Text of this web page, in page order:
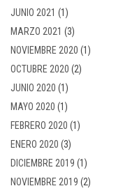
JUNIO 2021 (1)
MARZO 2021 (3)
NOVIEMBRE 2020 (1)
OCTUBRE 2020 (2)
JUNIO 2020 (1)
MAYO 2020 (1)
FEBRERO 2020 (1)
ENERO 2020 (3)
DICIEMBRE 2019 (1)
NOVIEMBRE 2019 (2)